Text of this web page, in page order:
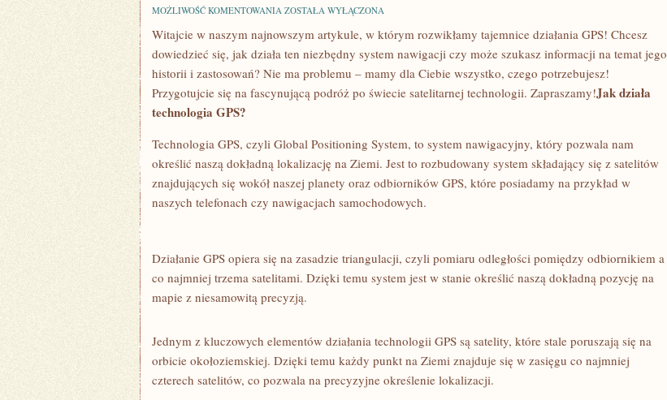
MOŻLIWOŚĆ KOMENTOWANIA JAK
GPS:
WSZYSTKO,
CO
MUSISZ
WIEDZIEĆ!
ZOSTAŁA WYŁĄCZONA
Witajcie w naszym najnowszym artykule,⁢ w którym⁤ rozwikłamy tajemnice‌ działania GPS! Chcesz
dowiedzieć się, jak działa ten⁢ niezbędny system nawigacji czy może szukasz informacji na temat jego
historii i ⁣zastosowań? Nie ⁢ma problemu – mamy dla Ciebie wszystko, czego potrzebujesz!
Przygotujcie ‌się na fascynującą podróż po​ świecie satelitarnej technologii.‌ Zapraszamy!Jak działa
technologia GPS?
Technologia GPS, czyli ⁤Global Positioning‍ System, to system nawigacyjny, ‍który ‌pozwala⁢ nam
określić⁤ naszą dokładną ⁢lokalizację na Ziemi. Jest to rozbudowany system składający się ⁤z ​satelitów
znajdujących się ⁤wokół naszej planety oraz odbiorników GPS, które posiadamy na przykład w
naszych ⁢telefonach czy nawigacjach‍ samochodowych.
Działanie GPS opiera się na zasadzie triangulacji, czyli pomiaru ‍odległości​ pomiędzy odbiornikiem ⁣a
co najmniej trzema satelitami. ‌Dzięki temu system jest w stanie określić​ naszą dokładną pozycję na
mapie z niesamowitą precyzją.
Jednym z kluczowych elementów ‌działania technologii GPS są satelity, które stale poruszają się na
orbicie okołoziemskiej. Dzięki temu każdy punkt na⁤ Ziemi znajduje się w⁢ zasięgu co najmniej
czterech satelitów, co pozwala na precyzyjne określenie lokalizacji.